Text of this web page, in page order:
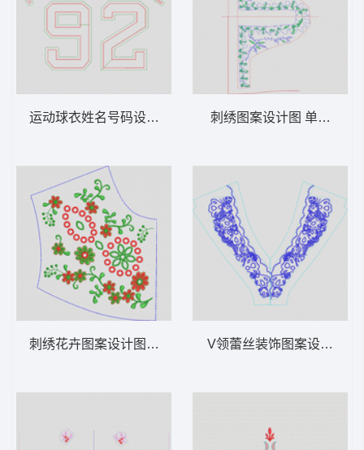
运动球衣姓名号码设计图 贴布字母
刺绣花卉图案设计图 简单镂空圆花
刺绣图案设计图 单针小花
V领蕾丝装饰图案设计图